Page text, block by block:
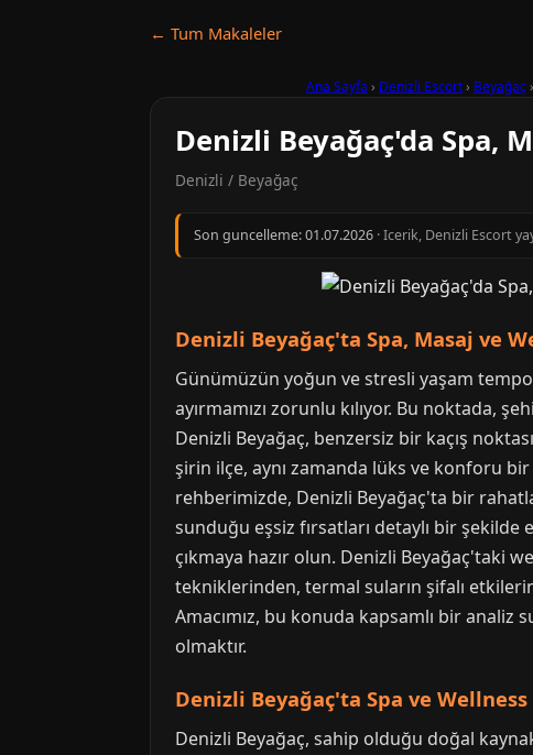
← Tum Makaleler
Ana Sayfa › Denizli Escort› Beyağaç›
Denizli Beyağaç'da Spa,
Denizli / Beyağaç
Son guncelleme:01.07.2026 · Icerik, Denizli Escort
Denizli Beyağaç'ta Spa, Masaj ve
Günümüzün yoğun ve stresli yaşam
ayırmamızı zorunlu kılıyor. Bu noktada,
Denizli Beyağaç, benzersiz bir kaçış
şirin ilçe, aynı zamanda lüks ve konforu
rehberimizde, Denizli Beyağaç'ta bir
sunduğu eşsiz fırsatları detaylı bir
çıkmaya hazır olun. Denizli Beyağaç'taki
tekniklerinden, termal suların şifalı
Amacımız, bu konuda kapsamlı bir
olmaktır.
Denizli Beyağaç'ta Spa ve
Denizli Beyağaç, sahip olduğu doğal